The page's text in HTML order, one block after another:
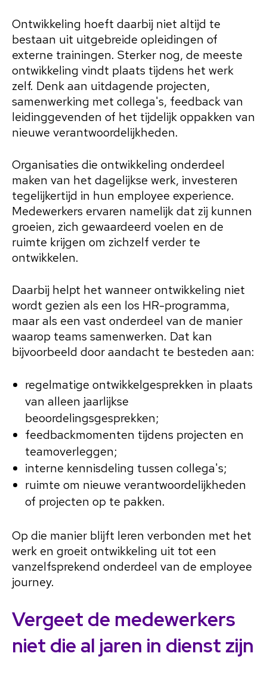
Ontwikkeling hoeft daarbij niet altijd te
bestaan uit uitgebreide opleidingen of
externe trainingen. Sterker nog, de meeste
ontwikkeling vindt plaats tijdens het werk
zelf. Denk aan uitdagende projecten,
samenwerking met collega's, feedback van
leidinggevenden of het tijdelijk oppakken van
nieuwe verantwoordelijkheden.
Organisaties die ontwikkeling onderdeel
maken van het dagelijkse werk, investeren
tegelijkertijd in hun employee experience.
Medewerkers ervaren namelijk dat zij kunnen
groeien, zich gewaardeerd voelen en de
ruimte krijgen om zichzelf verder te
ontwikkelen.
Daarbij helpt het wanneer ontwikkeling niet
wordt gezien als een los HR-programma,
maar als een vast onderdeel van de manier
waarop teams samenwerken. Dat kan
bijvoorbeeld door aandacht te besteden aan:
regelmatige ontwikkelgesprekken in plaats
van alleen jaarlijkse
beoordelingsgesprekken;
feedbackmomenten tijdens projecten en
teamoverleggen;
interne kennisdeling tussen collega's;
ruimte om nieuwe verantwoordelijkheden
of projecten op te pakken.
Op die manier blijft leren verbonden met het
werk en groeit ontwikkeling uit tot een
vanzelfsprekend onderdeel van de employee
journey.
Vergeet de medewerkers
niet die al jaren in dienst zijn